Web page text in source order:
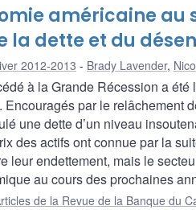
américaine au
la dette et du
2012-2013 Brady Lavender,
à la Grande Récession a
Encouragés par le relâchement
une dette d’un niveau
des actifs ont connue par la
leur endettement, mais le
au cours des prochaines
de la Revue de la Banque du